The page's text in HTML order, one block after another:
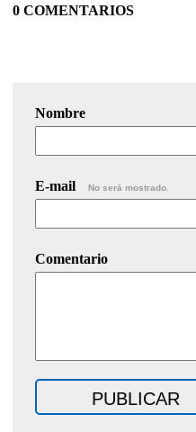
0 COMENTARIOS
Nombre
E-mail No será mostrado.
Comentario